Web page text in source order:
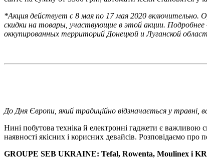
*Акция действует с 8 мая по 17 мая 2020 включительно.
скидки на товары, участвующие в этой акции.
оккупированных территорий Донецкой и Луганской
До Дня Європи, який традиційно відзначається у травні,
Нині побутова техніка й електронні гаджети є
наявності якісних і корисних девайсів. Розповідаємо
GROUPE SEB UKRAINE: Tefal, Rowenta, Moulinex і